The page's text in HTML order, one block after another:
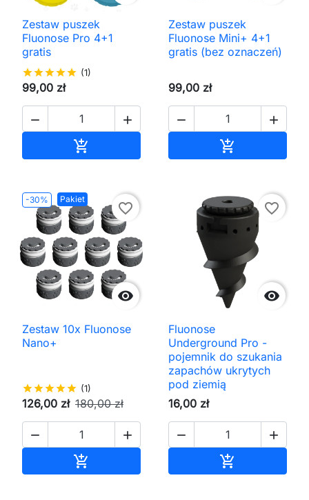
Zestaw puszek
Fluonose Pro 4+1
gratis
starstarstarstarstar (1)
99,00 zł
 

Zestaw puszek
Fluonose Mini+ 4+1
gratis (bez oznaczeń)
99,00 zł
 

-30% Pakiet

favorite_border
Zestaw 10x Fluonose
Nano+
starstarstarstarstar (1)
126,00 zł 180,00 zł
 


favorite_border
Fluonose
Underground Pro -
pojemnik do szukania
zapachów ukrytych
pod ziemią
16,00 zł
 
